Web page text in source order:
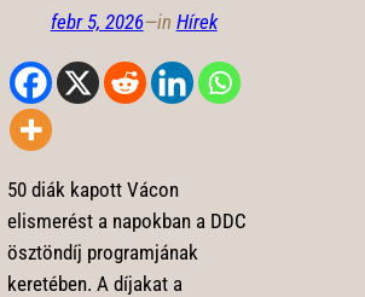
febr 5, 2026—in Hírek
50 diák kapott Vácon
elismerést a napokban a DDC
ösztöndíj programjának
keretében. A díjakat a